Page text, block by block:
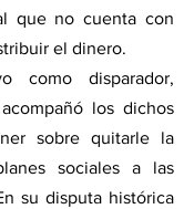
que no cuenta con
el dinero.
como disparador,
los dichos
sobre quitarle la
sociales a las
su disputa histórica